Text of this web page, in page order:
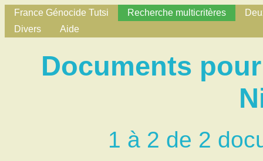
France Génocide Tutsi Recherche multicritères
Divers
Aide
Documents
1 à 2 de 2